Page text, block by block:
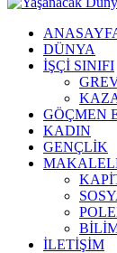
DÜNYA
İŞÇİ SINIFI
GÖÇMEN
KADIN
GENÇLİK
ILETIŞIM